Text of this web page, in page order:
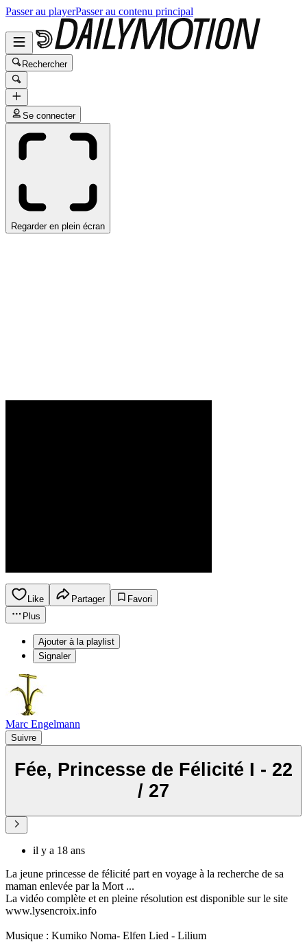
Passer au playerPasser au contenu principal
Rechercher
Se connecter
Regarder en plein écran
Like Partager
Favori
Plus
Ajouter à la playlist
Signaler
Marc Engelmann
Suivre
Fée, Princesse de Félicité I - 22
/ 27
il y a 18 ans
La jeune princesse de félicité part en voyage à la recherche de sa
maman enlevée par la Mort ...
La vidéo complète et en pleine résolution est disponible sur le site
www.lysencroix.info
Musique : Kumiko Noma- Elfen Lied - Lilium